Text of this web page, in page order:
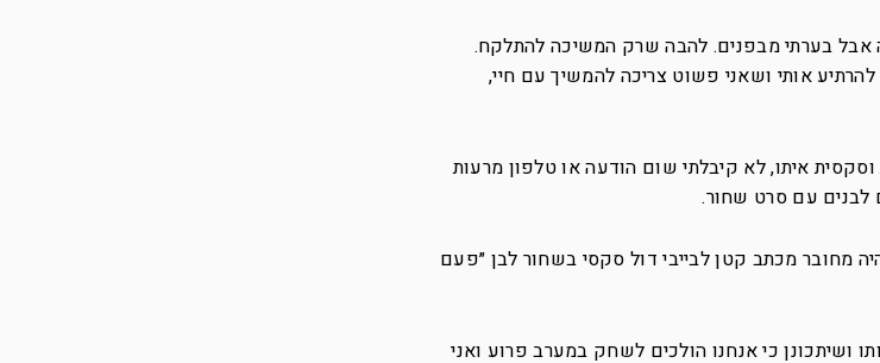
אבל בערתי מבפנים. להבה שרק המשיכה להתלקח.
אותי ושאני פשוט צריכה להמשיך עם חיי,
איתו, לא קיבלתי שום הודעה או טלפון מרעות
לבנים עם סרט שחור.
מחובר מכתב קטן לבייבי דול סקסי בשחור לבן ״פעם
ושיתכונן כי אנחנו הולכים לשחק במערב פרוע ואני